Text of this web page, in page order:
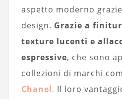
aspetto moderno
design. Grazie a
texture lucenti e
espressive, che sono
collezioni di marchi
Chanel. Il loro